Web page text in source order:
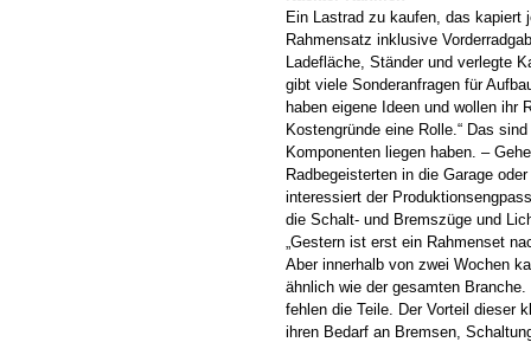
Ein Lastrad zu kaufen, das kapiert
Rahmensatz inklusive
Ladefläche, Ständer und verlegte
gibt viele Sonderanfragen für
haben eigene Ideen und wollen ihr
Kostengründe eine Rolle.“ Das
Komponenten liegen haben. –
Radbegeisterten in die Garage
interessiert der
die Schalt- und Bremszüge und
„Gestern ist erst ein Rahmenset
Aber innerhalb von zwei Wochen
ähnlich wie der gesamten
fehlen die Teile. Der Vorteil dieser
ihren Bedarf an Bremsen,